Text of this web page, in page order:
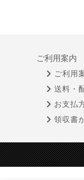
ご利用案内
ご利用
送料・
お支払
領収書